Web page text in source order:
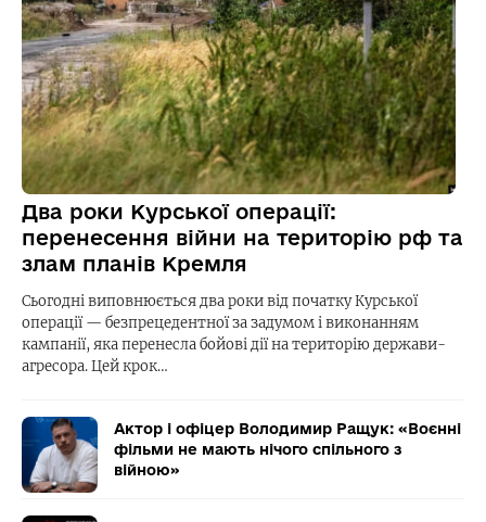
Два роки Курської операції:
перенесення війни на територію рф та
злам планів Кремля
Сьогодні виповнюється два роки від початку Курської
операції — безпрецедентної за задумом і виконанням
кампанії, яка перенесла бойові дії на територію держави-
агресора. Цей крок…
Актор і офіцер Володимир Ращук: «Воєнні
фільми не мають нічого спільного з
війною»